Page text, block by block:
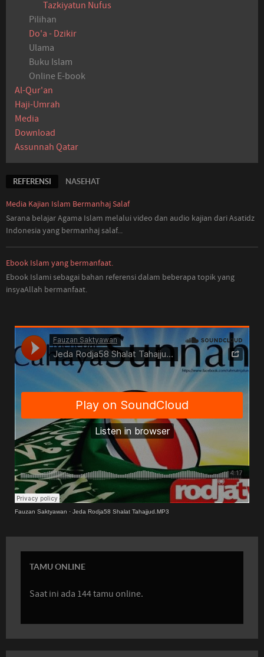
Tazkiyatun Nufus
Pilihan
Do'a - Dzikir
Ulama
Buku Islam
Online E-book
Al-Qur'an
Haji-Umrah
Media
Download
Assunnah Qatar
REFERENSI NASEHAT
Media Kajian Islam Bermanhaj Salaf
Sarana belajar Agama Islam melalui video dan audio kajian dari Asatidz
Indonesia yang bermanhaj salaf...
Ebook Islam yang bermanfaat.
Ebook Islami sebagai bahan referensi dalam beberapa topik yang
insyaAllah bermanfaat.
Fauzan Saktyawan · Jeda Rodja58 Shalat Tahajjud.MP3
TAMU ONLINE
Saat ini ada 144 tamu online.